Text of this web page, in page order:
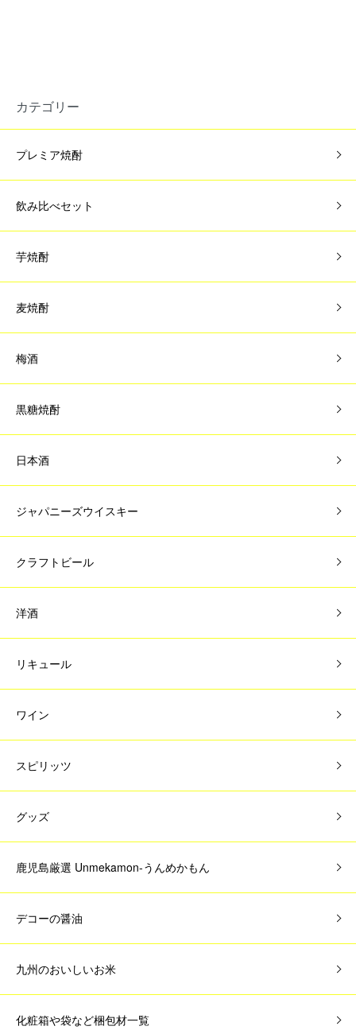
カテゴリー
プレミア焼酎
飲み比べセット
芋焼酎
麦焼酎
梅酒
黒糖焼酎
日本酒
ジャパニーズウイスキー
クラフトビール
洋酒
リキュール
ワイン
スピリッツ
グッズ
鹿児島厳選 Unmekamon-うんめかもん
デコーの醤油
九州のおいしいお米
化粧箱や袋など梱包材一覧